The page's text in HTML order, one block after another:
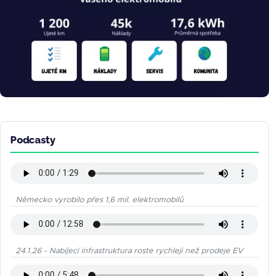
Podcasty
Německo vyrobilo přes 1,6 mil. elektromobilů
24.1.26 - Nabíjecí infrastruktura roste rychleji než prodeje EV